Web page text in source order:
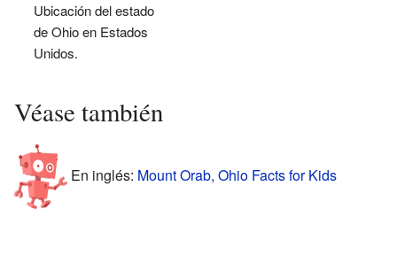
Ubicación del estado
de Ohio en Estados
Unidos.
Véase también
En inglés: Mount Orab, Ohio Facts for Kids